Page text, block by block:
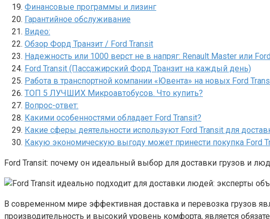
Финансовые программы и лизинг
Гарантийное обслуживание
Видео:
Обзор Форд Транзит / Ford Transit
Надежность или 1000 верст не в напряг: Renault Master или
Ford Transit (Пассажирский Форд Транзит на каждый день)
Работа в транспортной компании «Ювента» на новых Ford
ТОП 5 ЛУЧШИХ Микроавтобусов. Что купить?
Вопрос-ответ:
Какими особенностями обладает Ford Transit?
Какие сферы деятельности используют Ford Transit для
Какую экономическую выгоду может принести покупка Ford
Ford Transit: почему он идеальный выбор для доставки грузов и
В современном мире эффективная доставка и перевозка грузов
производительность и высокий уровень комфорта, является